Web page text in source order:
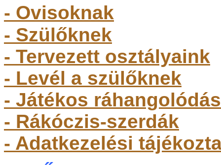
- Ovisoknak
- Szülőknek
- Tervezett osztályaink
- Levél a szülőknek
- Játékos ráhangolódás
- Rákóczis-szerdák
- Adatkezelési